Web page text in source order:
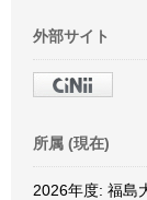
外部サイト
所属 (現在)
2026年度: 福島